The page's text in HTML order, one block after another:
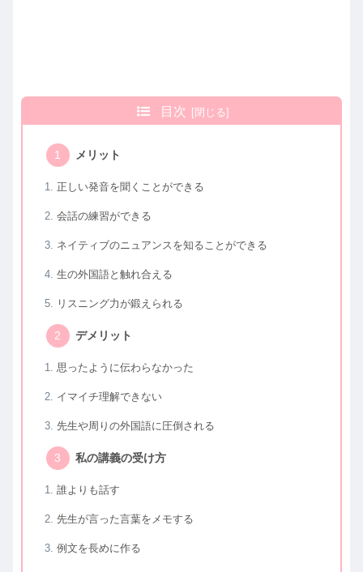
目次
メリット
正しい発音を聞くことができる
会話の練習ができる
ネイティブのニュアンスを知ることができる
生の外国語と触れ合える
リスニング力が鍛えられる
デメリット
思ったように伝わらなかった
イマイチ理解できない
先生や周りの外国語に圧倒される
私の講義の受け方
誰よりも話す
先生が言った言葉をメモする
例文を長めに作る